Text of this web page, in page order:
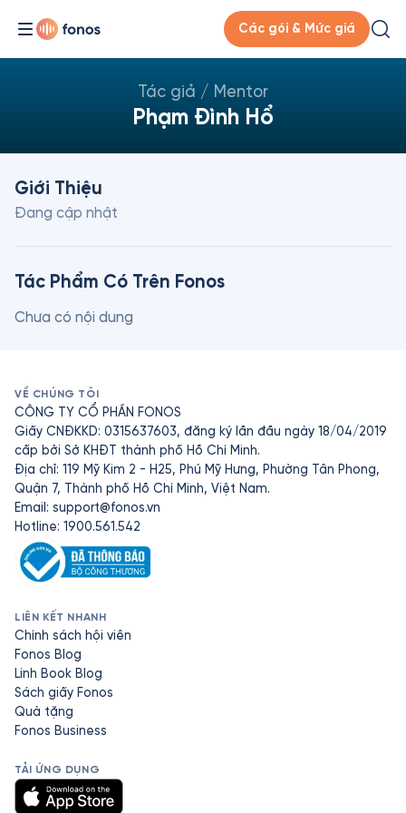
Các gói & Mức giá
Tác giả / Mentor
Phạm Đình Hổ
Giới Thiệu
Đang cập nhật
Tác Phẩm Có Trên Fonos
Chưa có nội dung
VỀ CHÚNG TÔI
CÔNG TY CỔ PHẦN FONOS
Giấy CNĐKKD: 0315637603, đăng ký lần đầu ngày 18/04/2019
cấp bởi Sở KHĐT thành phố Hồ Chí Minh.
Địa chỉ: 119 Mỹ Kim 2 - H25, Phú Mỹ Hưng, Phường Tân Phong,
Quận 7, Thành phố Hồ Chí Minh, Việt Nam.
Email: support@fonos.vn
Hotline: 1900.561.542
LIÊN KẾT NHANH
Chính sách hội viên
Fonos Blog
Linh Book Blog
Sách giấy Fonos
Quà tặng
Fonos Business
TẢI ỨNG DỤNG